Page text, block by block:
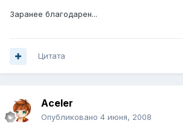
Заранее благодарен...
Цитата
Aceler
Опубликовано 4 июня, 2008